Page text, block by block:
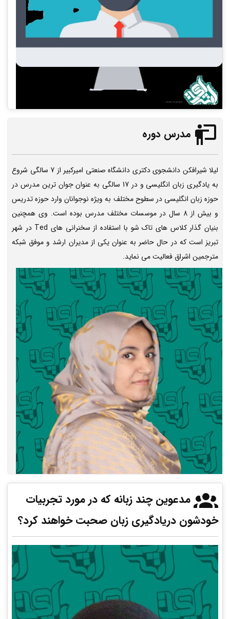
مدرس دوره
لیلا شیرافکن دانشجوی دکتری دانشگاه صنعتی امیرکبیر از 7 سالگی شروع
به یادگیری زبان انگلیسی و در 17 سالگی به عنوان جوان ترین مدرس در
حوزه زبان انگلیسی در سطوح مختلف به ویژه نوجوانان وارد حوزه تدریس
و بیش از 8 سال در موسسات مختلف مدرس بوده است. وی همچنین
بنیان گذار کلاس های تاک شو با استفاده از سخنرانی های Ted در شهر
تبریز است که در حال حاضر به عنوان یکی از مدیران ارشد و موفق شبکه
مترجمین اشراق فعالیت می نماید.
مدعوین چند زبانه که در مورد تجربیات
خودشون دریادگیری زبان صحبت خواهند کرد؟